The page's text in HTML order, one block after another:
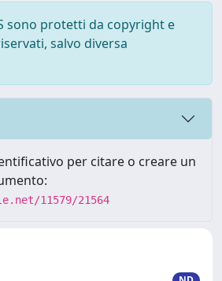
sono protetti da copyright e
salvo diversa
per citare o creare un
11579/21564